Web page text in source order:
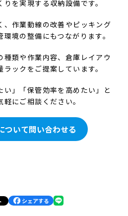
を実現する収納設備です。
、作業動線の改善やピッキング
境の整備にもつながります。
種類や作業内容、倉庫レイアウ
ックをご提案しています。
い」「保管効率を高めたい」と
にご相談ください。
ついて問い合わせる
シェアする